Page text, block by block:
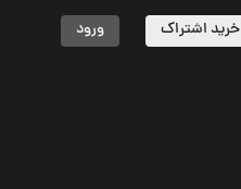
خرید اشتراک ورود